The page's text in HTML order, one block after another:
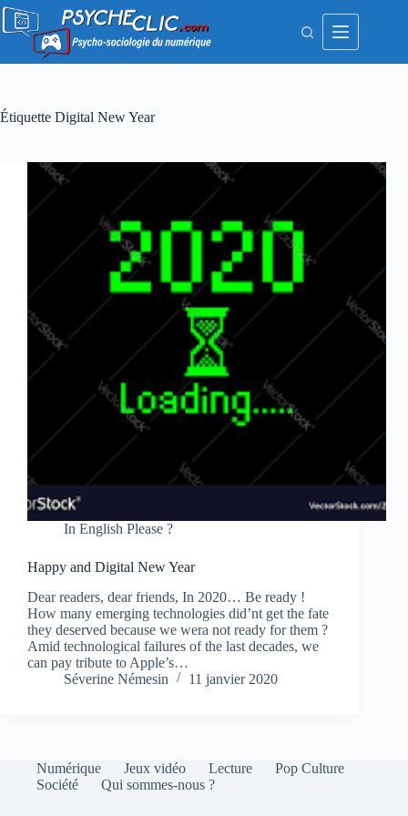
Passer
contenu
Étiquette Digital New Year
In English Please ?
Happy and Digital New Year
Dear readers, dear friends, In 2020… Be ready !
How many emerging technologies did’nt get the fate
they deserved because we wera not ready for them ?
Amid technological failures of the last decades, we
can pay tribute to Apple’s…
Séverine Némesin
11 janvier 2020
Numérique Jeux vidéo Lecture
Pop Culture
Société
Qui sommes-nous ?